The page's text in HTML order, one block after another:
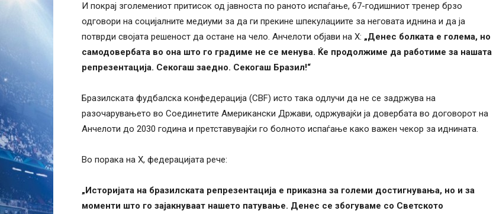
И покрај зголемениот притисок од јавноста по раното испаѓање, 67-годишниот тренер брзо
одговори на социјалните медиуми за да ги прекине шпекулациите за неговата иднина и да ја
потврди својата решеност да остане на чело. Анчелоти објави на X: „Денес болката е голема, но
самодовербата во она што го градиме не се менува. Ќе продолжиме да работиме за нашата
репрезентација. Секогаш заедно. Секогаш Бразил!“
Бразилската фудбалска конфедерација (CBF) исто така одлучи да не се задржува на
разочарувањето во Соединетите Американски Држави, одржувајќи ја довербата во договорот на
Анчелоти до 2030 година и претставувајќи го болното испаѓање како важен чекор за иднината.
Во порака на X, федерацијата рече:
„Историјата на бразилската репрезентација е приказна за големи достигнувања, но и за
моменти што го зајакнуваат нашето патување. Денес се збогуваме со Светското